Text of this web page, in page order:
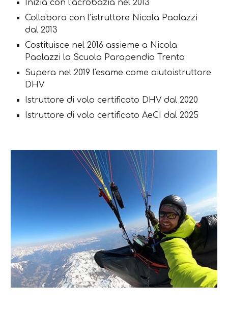
Inizia con l’acrobazia nel 2013
Collabora con l’istruttore Nicola Paolazzi
dal 2013
Costituisce nel 2016 assieme a Nicola
Paolazzi la Scuola Parapendio Trento
Supera nel 2019 l'esame come aiutoistruttore
DHV
Istruttore di volo certificato DHV dal 2020
Istruttore di volocertificatoAeCI dal 2025